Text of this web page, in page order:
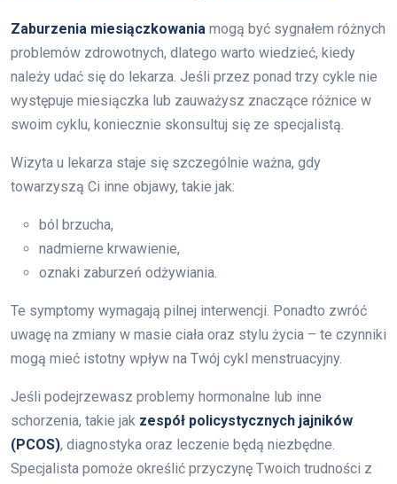
Zaburzenia miesiączkowania mogą być sygnałem różnych
problemów zdrowotnych, dlatego warto wiedzieć, kiedy
należy udać się do lekarza. Jeśli przez ponad trzy cykle nie
występuje miesiączka lub zauważysz znaczące różnice w
swoim cyklu, koniecznie skonsultuj się ze specjalistą.
Wizyta u lekarza staje się szczególnie ważna, gdy
towarzyszą Ci inne objawy, takie jak:
ból brzucha,
nadmierne krwawienie,
oznaki zaburzeń odżywiania.
Te symptomy wymagają pilnej interwencji. Ponadto zwróć
uwagę na zmiany w masie ciała oraz stylu życia – te czynniki
mogą mieć istotny wpływ na Twój cykl menstruacyjny.
Jeśli podejrzewasz problemy hormonalne lub inne
schorzenia, takie jak zespół policystycznych jajników
(PCOS), diagnostyka oraz leczenie będą niezbędne.
Specjalista pomoże określić przyczynę Twoich trudności z